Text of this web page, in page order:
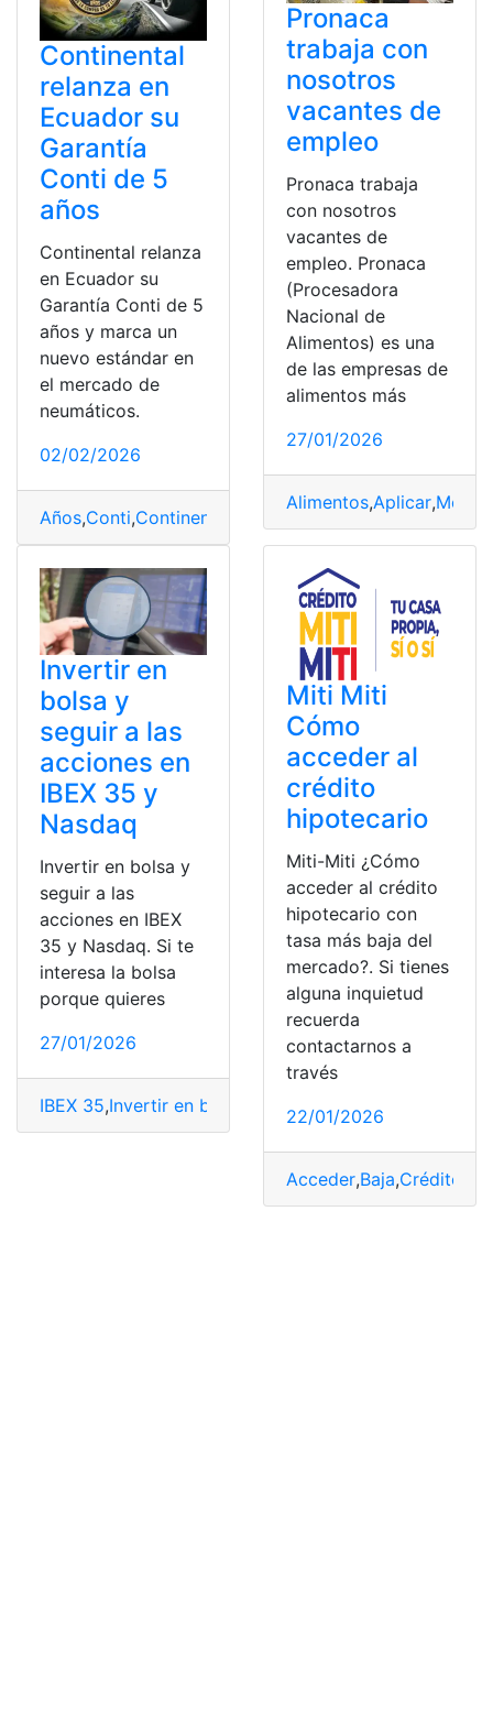
Continental
relanza en
Ecuador su
Garantía
Conti de 5
años
Continental relanza
en Ecuador su
Garantía Conti de 5
años y marca un
nuevo estándar en
el mercado de
neumáticos.
02/02/2026
Años,Conti,Continental Estándar ,Garantía
Pronaca
trabaja con
nosotros
vacantes de
empleo
Pronaca trabaja
con nosotros
vacantes de
empleo. Pronaca
(Procesadora
Nacional de
Alimentos) es una
de las empresas de
alimentos más
27/01/2026
Alimentos,Aplicar,
Invertir en
bolsa y
seguir a las
acciones en
IBEX 35 y
Nasdaq
Invertir en bolsa y
seguir a las
acciones en IBEX
35 y Nasdaq. Si te
interesa la bolsa
porque quieres
27/01/2026
IBEX 35,Invertir en bolsa Mercado bursátil
Miti Miti
Cómo
acceder al
crédito
hipotecario
Miti-Miti ¿Cómo
acceder al crédito
hipotecario con
tasa más baja del
mercado?. Si tienes
alguna inquietud
recuerda
contactarnos a
través
22/01/2026
Acceder,Baja,Crédito